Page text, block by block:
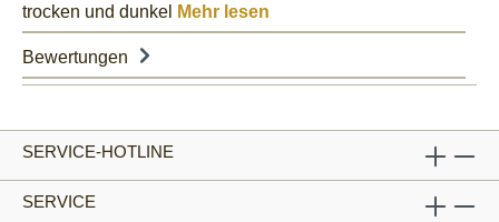
trocken und dunkel
Mehr lesen
Bewertungen
SERVICE-HOTLINE
SERVICE